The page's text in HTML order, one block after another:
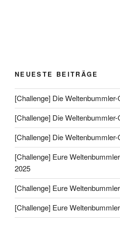
NEUESTE BEITRÄGE
[Challenge] Die
[Challenge] Die
[Challenge] Die
[Challenge] Eure
2025
[Challenge] Eure
[Challenge] Eure